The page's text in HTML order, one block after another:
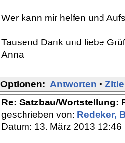
Wer kann mir helfen und
Tausend Dank und liebe
Anna
Optionen: Antworten •
Re: Satzbau/Wortstellung:
geschrieben von: Redeker,
Datum: 13. März 2013 12:46